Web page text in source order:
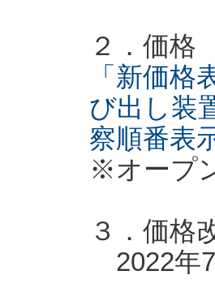
２．価格
「新価
び出し装
察順番表
※オープ
３．価格
2022年